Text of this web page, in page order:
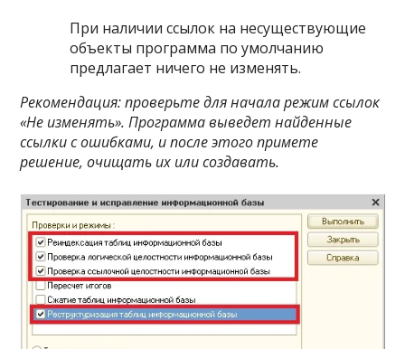
При наличии ссылок на несуществующие
объекты программа по умолчанию
предлагает ничего не изменять.
Рекомендация: проверьте для начала режим ссылок
«Не изменять». Программа выведет найденные
ссылки с ошибками, и после этого примете
решение, очищать их или создавать.